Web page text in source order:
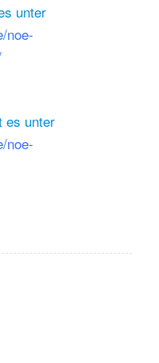
unter
noe-
es unter
noe-